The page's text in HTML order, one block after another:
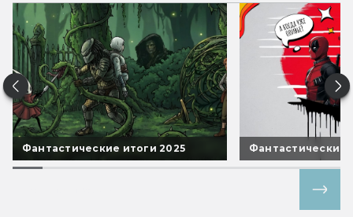
Фантастические итоги 2025 Фантастические